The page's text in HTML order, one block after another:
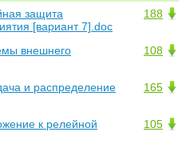
188
защита
[вариант 7].doc
108
внешнего
165
и распределение
105
к релейной